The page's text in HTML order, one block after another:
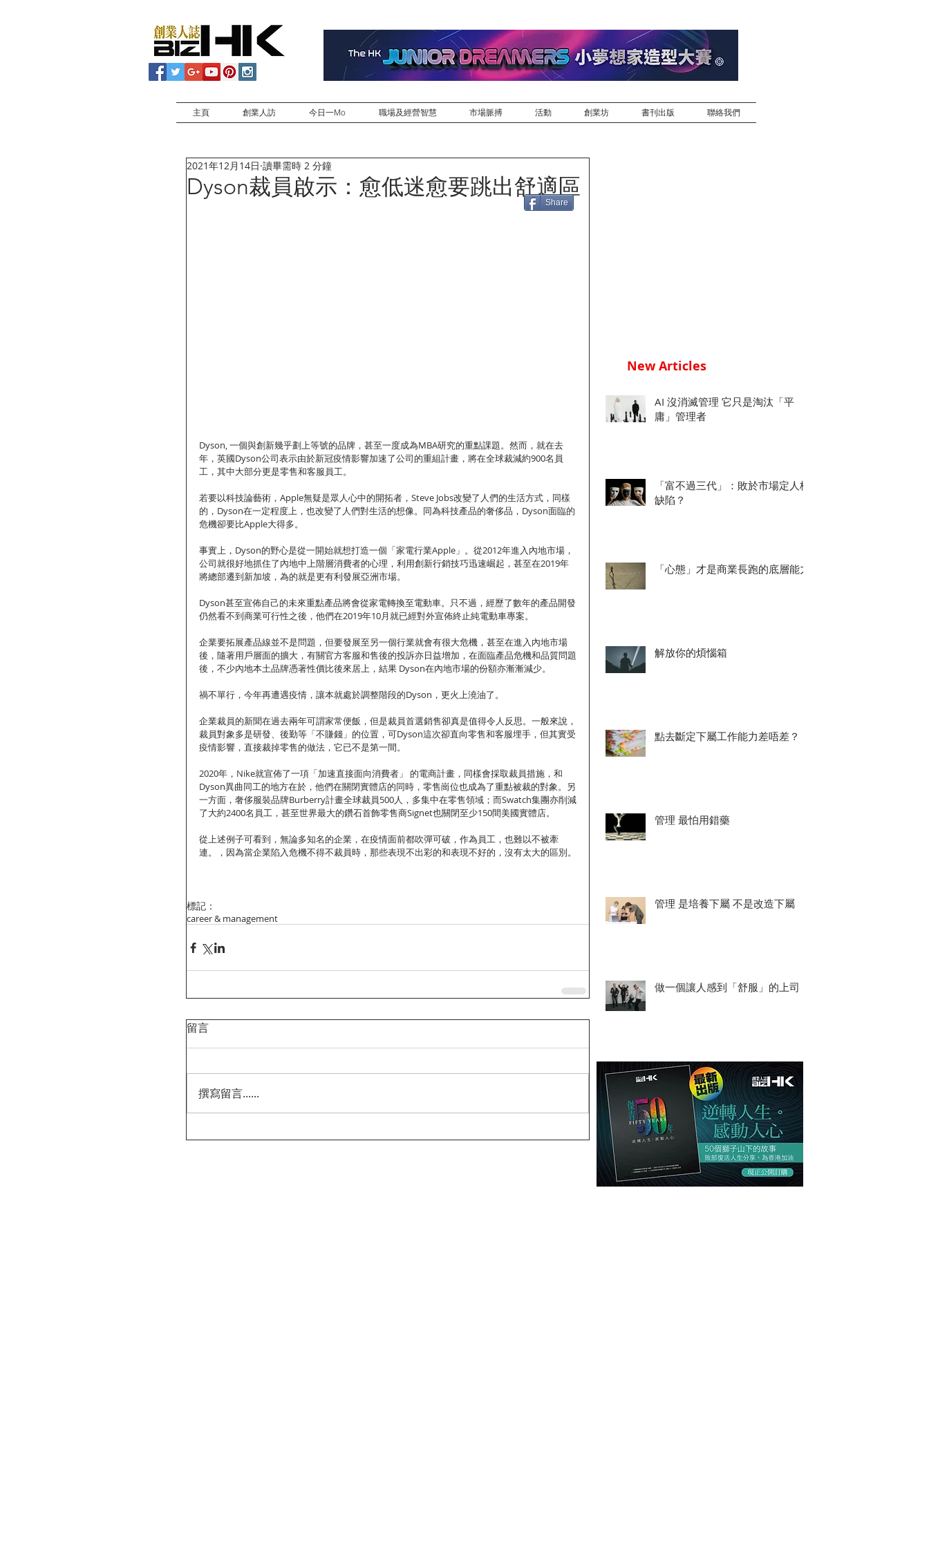
主頁 創業人訪 今日一Mo 職場及經營智慧 市場脈搏 活動 創業坊 書刊出版 聯絡我們
Dyson裁員啟示：愈低迷愈要跳出舒適區
2021年12月14日 讀畢需時 2 分鐘
Dyson, 一個與創新幾乎劃上等號的品牌，甚至一度成為MBA研究的重點課題。然而，就在去
年，英國Dyson公司表示由於新冠疫情影響加速了公司的重組計畫，將在全球裁減約900名員
工，其中大部分更是零售和客服員工。
若要以科技論藝術，Apple無疑是眾人心中的開拓者，Steve Jobs改變了人們的生活方式，同樣
的，Dyson在一定程度上，也改變了人們對生活的想像。同為科技產品的奢侈品，Dyson面臨的
危機卻要比Apple大得多。
事實上，Dyson的野心是從一開始就想打造一個「家電行業Apple」。從2012年進入內地市場，
公司就很好地抓住了內地中上階層消費者的心理，利用創新行銷技巧迅速崛起，甚至在2019年
將總部遷到新加坡，為的就是更有利發展亞洲市場。
Dyson甚至宣佈自己的未來重點產品將會從家電轉換至電動車。只不過，經歷了數年的產品開發
仍然看不到商業可行性之後，他們在2019年10月就已經對外宣佈終止純電動車專案。
企業要拓展產品線並不是問題，但要發展至另一個行業就會有很大危機，甚至在進入內地市場
後，隨著用戶層面的擴大，有關官方客服和售後的投訴亦日益增加，在面臨產品危機和品質問題
後，不少內地本土品牌憑著性價比後來居上，結果 Dyson在內地市場的份額亦漸漸減少。
禍不單行，今年再遭遇疫情，讓本就處於調整階段的Dyson，更火上澆油了。
企業裁員的新聞在過去兩年可謂家常便飯，但是裁員首選銷售卻真是值得令人反思。一般來說，
裁員對象多是研發、後勤等「不賺錢」的位置，可Dyson這次卻直向零售和客服埋手，但其實受
疫情影響，直接裁掉零售的做法，它已不是第一間。
2020年，Nike就宣佈了一項「加速直接面向消費者」 的電商計畫，同樣會採取裁員措施，和
Dyson異曲同工的地方在於，他們在關閉實體店的同時，零售崗位也成為了重點被裁的對象。另
一方面，奢侈服裝品牌Burberry計畫全球裁員500人，多集中在零售領域；而Swatch集團亦削減
了大約2400名員工，甚至世界最大的鑽石首飾零售商Signet也關閉至少150間美國實體店。
從上述例子可看到，無論多知名的企業，在疫情面前都吹彈可破，作為員工，也難以不被牽
連。，因為當企業陷入危機不得不裁員時，那些表現不出彩的和表現不好的，沒有太大的區別。
標記：
career & management
留言
撰寫留言......
Share
New Articles
AI 沒消滅管理 它只是淘汰「平
庸」管理者
「富不過三代」：敗於市場定人格
缺陷？
「心態」才是商業長跑的底層能力
解放你的煩惱箱
點去斷定下屬工作能力差唔差？
管理 最怕用錯藥
管理 是培養下屬 不是改造下屬
做一個讓人感到「舒服」的上司